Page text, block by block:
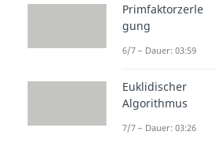
Primfaktorzerle
gung
6/7 – Dauer: 03:59
Euklidischer
Algorithmus
7/7 – Dauer: 03:26